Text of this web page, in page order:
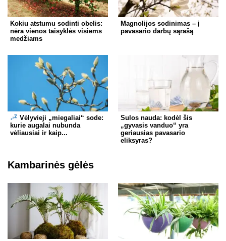
Kokiu atstumu sodinti obelis:
nėra vienos taisyklės visiems
medžiams
Magnolijos sodinimas – į
pavasario darbų sąrašą
Vėlyvieji „miegaliai“ sode:
kurie augalai nubunda
vėliausiai ir kaip...
Sulos nauda: kodėl šis
„gyvasis vanduo“ yra
geriausias pavasario
eliksyras?
Kambarinės gėlės